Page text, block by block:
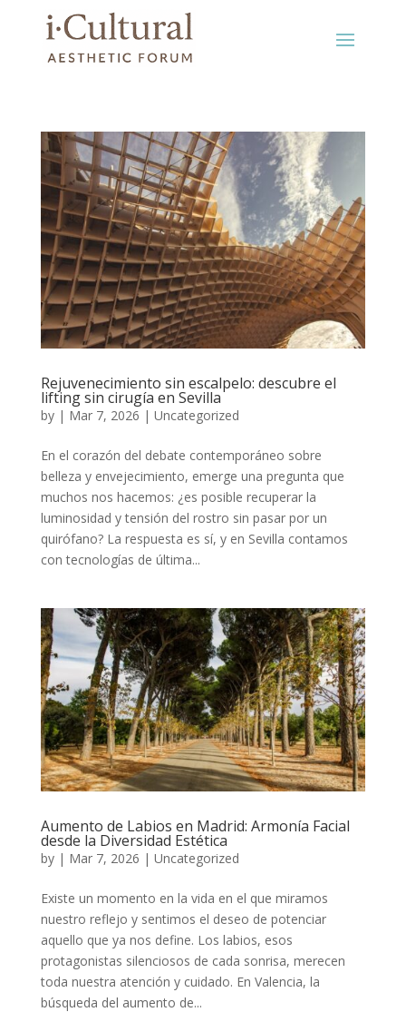
Rejuvenecimiento sin escalpelo: descubre el
lifting sin cirugía en Sevilla
by | Mar 7, 2026 | Uncategorized
En el corazón del debate contemporáneo sobre
belleza y envejecimiento, emerge una pregunta que
muchos nos hacemos: ¿es posible recuperar la
luminosidad y tensión del rostro sin pasar por un
quirófano? La respuesta es sí, y en Sevilla contamos
con tecnologías de última...
Aumento de Labios en Madrid: Armonía Facial
desde la Diversidad Estética
by | Mar 7, 2026 | Uncategorized
Existe un momento en la vida en el que miramos
nuestro reflejo y sentimos el deseo de potenciar
aquello que ya nos define. Los labios, esos
protagonistas silenciosos de cada sonrisa, merecen
toda nuestra atención y cuidado. En Valencia, la
búsqueda del aumento de...